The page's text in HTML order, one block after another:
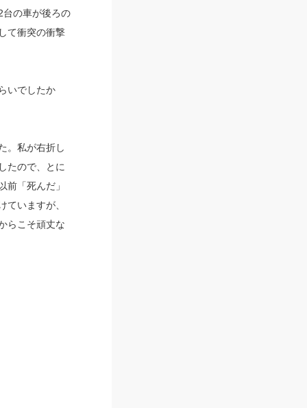
台の車が後ろの
て衝突の衝撃
いでしたか
。私が右折し
たので、とに
前「死んだ」
ていますが、
らこそ頑丈な